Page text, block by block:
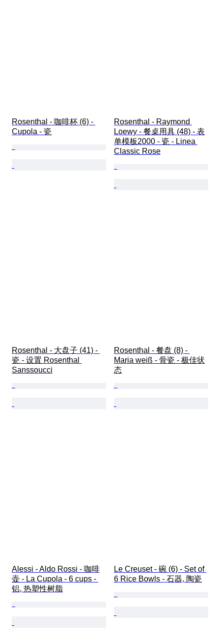
Rosenthal - 咖啡杯 (6) -
Cupola - 瓷
Rosenthal - Raymond
Loewy - 餐桌用具 (48) - 表
单模板2000 - 瓷 - Linea
Classic Rose
Rosenthal - 大盘子 (41) -
瓷 - 设置 Rosenthal
Sanssoucci
Rosenthal - 餐盘 (8) -
Maria weiß - 骨瓷 - 极佳状
态
Alessi - Aldo Rossi - 咖啡
壶 - La Cupola - 6 cups -
铝, 热塑性树脂
Le Creuset - 碗 (6) - Set of
6 Rice Bowls - 石器, 陶瓷